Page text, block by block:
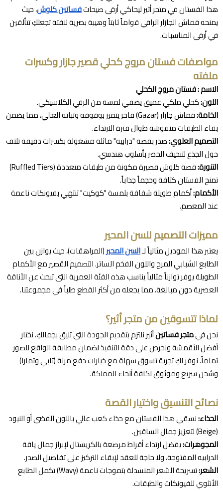
هذا الفستان في متجر أثير ليحاكي أرقى صيحاتفساتين كلوش، حيث
يمنحه قماش الجازار الراقي قواماً ثابتاً وهيبة بصرية لافتة تجعلكِ تتألقين
في أرقى المناسبات.
مواصفات فستان مروج كحلي قصير جازار وكسرات
ملفته
الاسم : فستان مروج الكحلي
اللون:كحلي ملكي عميق يضفي لمسة من الرقي الكلاسيكي.
الخامة:
قماش جازار (Gazar) فاخر يتميز بوقوفه وثباته العالي، مما يضمن
بقاء الطبقات منفوشة طوال فترة الارتداء.
التصميم العلوي:صدر بقصة "درابيه" مائلة مشغولة بكسرات دقيقة تلتف
حول الجذع لتنحيف الخصر بأسلوب هندسي.
التنورة:
قصة كلوش قصيرة مكونة من طبقات متعددة (Ruffled Tiers)
تمنح الفستان كثافة وحجماً جذاباً.
الأكمام:أكمام طويلة شفافة بلمسة "كوكيت" تنتهي بفيونكات ناعمة
عند المعصم.
مميزات التصميم للسن المحير
يعتبر هذا الموديل مثالياً لـالسن المحير(المراهقات)، حيث يوازن بين
الطابع الشبابي المرح واللون الفخم الساتر. التصميم القصير مع الأكمام
الطويلة يوفر توازناً مثالياً يناسب هذه الفئة العمرية التي تبحث عن الأناقة
العصرية دون مبالغة، مما يجعله من أكثر القطع طلباً في مجموعتنا.
لماذا تتسوقين من متجر أثير؟
نحن فيمتجر فساتينأثير نلتزم بتقديم الجودة التي تليق بجمالكِ. نختار
أفضل الأقمشة ونحرص على دقة التنفيذ لضمان مطابقة الواقع للصور
تماماً. نوفر لكِ تجربة تسوق سهلة مع خيارات دفع مرنة (تابي وتمارا)
وشحن سريع وموثوق لكافة أنحاء المملكة.
نصائح التنسيق واختيار القصة
الحذاء:نسقي هذا الفستان مع حذاء كعب عالي باللون الفضي أو النيود
(Beige) لتعزيز جمال الساقين.
المجوهرات:يفضل ارتداء أقراط مرصعة بالكريستال لإبراز جمال ياقة
الدرابيه المفتوحة، ولا حاجة للعقد لإبقاء التركيز على تفاصيل الصدر.
الشعر:
تسريحة الشعر المنسدلة بتموجات ناعمة (Wavy) تكمل الطابع
الأنثوي للفيونكات والطبقات.